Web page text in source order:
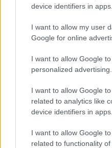
device identifiers in apps.
I want to allow my user
Google for online
I want to allow Google
personalized advertising.
I want to allow Google
related to analytics like
device identifiers in apps.
I want to allow Google
related to functionality
Η συνήθεια που
σου - Συμβαίνει
καταλαβαίνουμε
# METOO